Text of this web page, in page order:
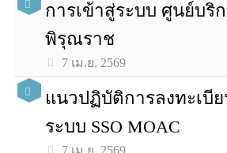
การเข้าสู่ระบบ ศูนย์บริ
พิรุณราช
7 เม.ย. 2569
แนวปฏิบัติการลงทะเบี
ระบบ SSO MOAC
7 เม.ย. 2569